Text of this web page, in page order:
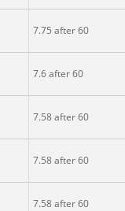
7.75 after 60
7.6 after 60
7.58 after 60
7.58 after 60
7.58 after 60